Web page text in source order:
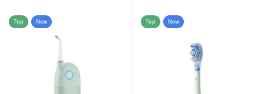
Top New Top New